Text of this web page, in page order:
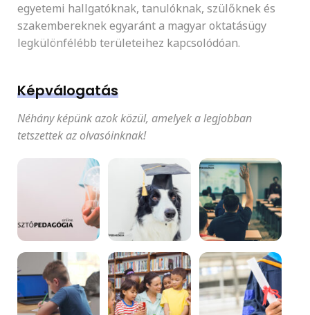
egyetemi hallgatóknak, tanulóknak, szülőknek és
szakembereknek egyaránt a magyar oktatásügy
legkülönfélébb területeihez kapcsolódóan.
Képválogatás
Néhány képünk azok közül, amelyek a legjobban
tetszettek az olvasóinknak!